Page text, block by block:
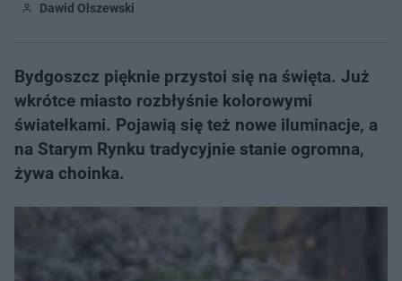
Dawid Olszewski
Bydgoszcz pięknie przystoi się na święta. Już
wkrótce miasto rozbłyśnie kolorowymi
światełkami. Pojawią się też nowe iluminacje, a
na Starym Rynku tradycyjnie stanie ogromna,
żywa choinka.